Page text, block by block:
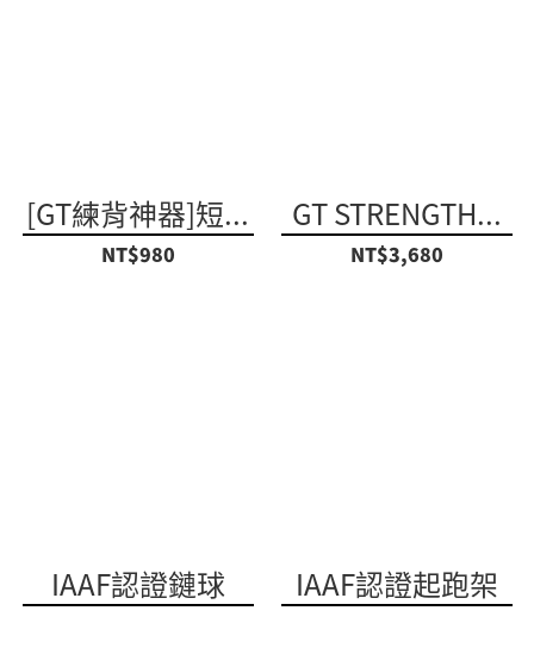
[GT練背神器]短...
NT$980
GT STRENGTH...
NT$3,680
IAAF認證鏈球 IAAF認證起跑架